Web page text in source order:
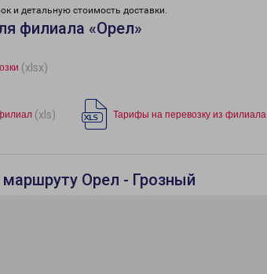
и детальную стоимость доставки.
филиала «Орел»
(xlsx)
(xls) Тарифы на перевозку из филиала
маршруту Орел - Грозный